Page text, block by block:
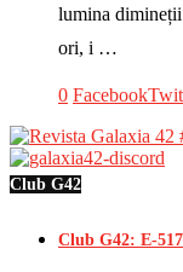
lumina
ori, i …
0 Facebook
Club G42
Club G42: E-